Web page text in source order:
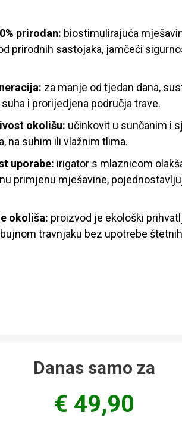
prirodan: biostimulirajuća
prirodnih sastojaka, jamčeći
za manje od tjedan dana,
i prorijedjena područja trave.
okolišu: učinkovit u sunčanim i
na suhim ili vlažnim tlima.
uporabe: irigator s mlaznicom
primjenu mješavine,
okoliša: proizvod je ekološki
travnjaku bez upotrebe
Danas samo za
€ 49,90